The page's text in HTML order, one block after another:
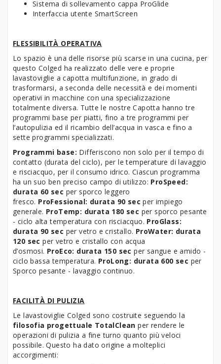
Sistema di sollevamento cappa ProGlide
Interfaccia utente SmartScreen
FLESSIBILITÀ OPERATIVA
Lo spazio è una delle risorse più scarse in una cucina, per
questo Colged ha realizzato delle vere e proprie
lavastoviglie a capotta multifunzione, in grado di
trasformarsi, a seconda delle necessità e dei momenti
operativi in macchine con una specializzazione
totalmente diversa. Tutte le nostre Capotta hanno tre
programmi base per piatti, fino a tre programmi per
l’autopulizia ed il ricambio dell’acqua in vasca e fino a
sette programmi specializzati.
Programmi base: Differiscono non solo per il tempo di
contatto (durata del ciclo), per le temperature di lavaggio
e risciacquo, per il consumo idrico. Ciascun programma
ha un suo ben preciso campo di utilizzo: ProSpeed:
durata 60 sec per sporco leggero
fresco. ProFessional: durata 90 secper impiego
generale. ProTemp: durata 180 sec per sporco pesante
- ciclo alta temperatura con risciacquo. ProGlass:
durata 90 sec per vetro e cristallo. ProWater: durata
120 secper vetro e cristallo con acqua
d’osmosi. ProEco: durata 150 sec per sangue e amido -
ciclo bassa temperatura. ProLong: durata 600 sec per
Sporco pesante - lavaggio continuo.
FACILITÀ DI PULIZIA
Le lavastoviglie Colged sono costruite seguendo la
filosofia progettuale TotalClean per rendere le
operazioni di pulizia a fine turno quanto più veloci
possibile. Questo ha dato origine a molteplici
accorgimenti: